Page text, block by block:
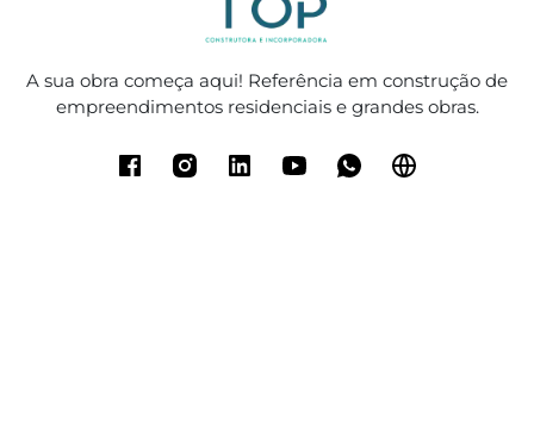
A sua obra começa aqui! Referência em construção de
empreendimentos residenciais e grandes obras.